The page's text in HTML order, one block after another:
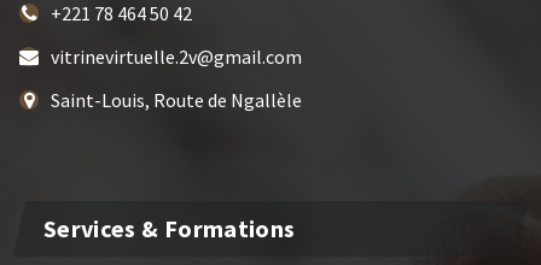
+221 78 464 50 42
vitrinevirtuelle.2v@gmail.com
Saint-Louis, Route de Ngallèle
Services & Formations